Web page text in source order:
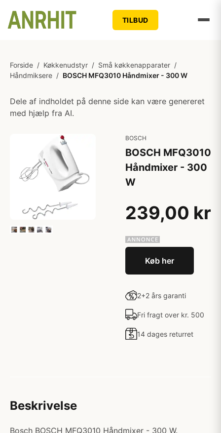
TILBUD
Forside / Køkkenudstyr / Små køkkenapparater /
Håndmiksere / BOSCH MFQ3010 Håndmixer - 300 W
Dele af indholdet på denne side kan være genereret
med hjælp fra AI.
BOSCH
BOSCH MFQ3010
Håndmixer - 300
W
239,00 kr
Køb her
2+2 års garanti
Fri fragt over kr. 500
14 dages returret
Beskrivelse
Bosch BOSCH MFQ3010 Håndmixer - 300 W.